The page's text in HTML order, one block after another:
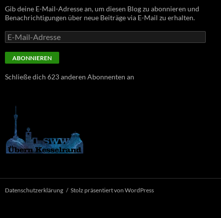
Gib deine E-Mail-Adresse an, um diesen Blog zu abonnieren und
Benachrichtigungen über neue Beiträge via E-Mail zu erhalten.
E-
Mail-
Adresse
ABONNIEREN
Schließe dich 623 anderen Abonnenten an
Datenschutzerklärung Stolz präsentiert von WordPress